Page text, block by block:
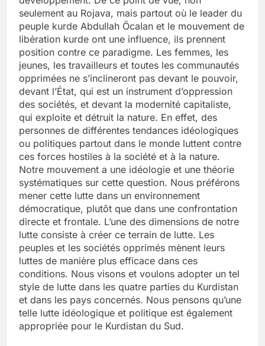
seulement au Rojava, mais partout où le leader du
peuple kurde Abdullah Öcalan et le mouvement de
libération kurde ont une influence, ils prennent
position contre ce paradigme. Les femmes, les
jeunes, les travailleurs et toutes les communautés
opprimées ne s’inclineront pas devant le pouvoir,
devant l’État, qui est un instrument d’oppression
des sociétés, et devant la modernité capitaliste,
qui exploite et détruit la nature. En effet, des
personnes de différentes tendances idéologiques
ou politiques partout dans le monde luttent contre
ces forces hostiles à la société et à la nature.
Notre mouvement a une idéologie et une théorie
systématiques sur cette question. Nous préférons
mener cette lutte dans un environnement
démocratique, plutôt que dans une confrontation
directe et frontale. L’une des dimensions de notre
lutte consiste à créer ce terrain de lutte. Les
peuples et les sociétés opprimés mènent leurs
luttes de manière plus efficace dans ces
conditions. Nous visons et voulons adopter un tel
style de lutte dans les quatre parties du Kurdistan
et dans les pays concernés. Nous pensons qu’une
telle lutte idéologique et politique est également
appropriée pour le Kurdistan du Sud.